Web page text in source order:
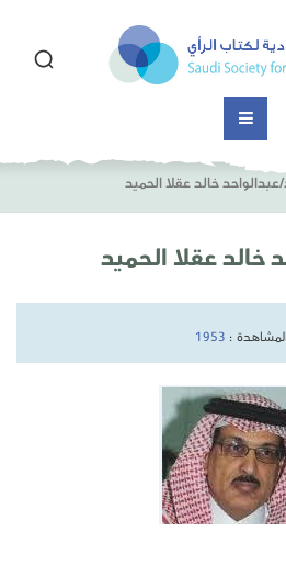
خالد عقلا الحميد
خالد عقلا الحميد
المشاهدة :1953